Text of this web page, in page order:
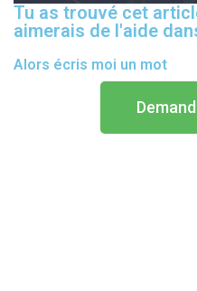
Tu as trouvé cet
aimerais de l'aide
Alors écris moi un mot